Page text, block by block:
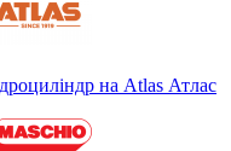
на Atlas Атлас